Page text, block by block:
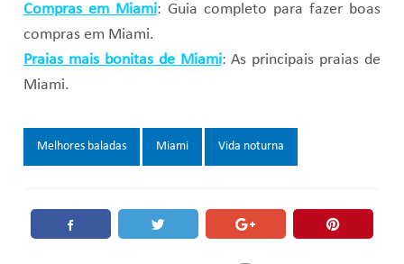
Compras em Miami: Guia completo para fazer boas
compras em Miami.
Praias mais bonitas de Miami: As principais praias de
Miami.
Tags:
Melhores baladas Miami Vida noturna